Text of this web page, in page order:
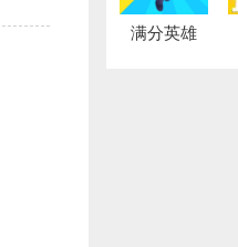
满分英雄